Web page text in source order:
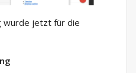
wurde jetzt für die